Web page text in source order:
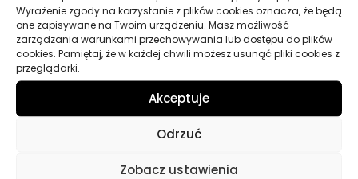
Wyrażenie zgody na korzystanie z plików cookies oznacza, że będą
one zapisywane na Twoim urządzeniu. Masz możliwość
zarządzania warunkami przechowywania lub dostępu do plików
cookies. Pamiętaj, że w każdej chwili możesz usunąć pliki cookies z
przeglądarki.
Akceptuje
Odrzuć
Zobacz ustawienia
Dobierz filtr
TWOJE KONTO
Informacje prawne